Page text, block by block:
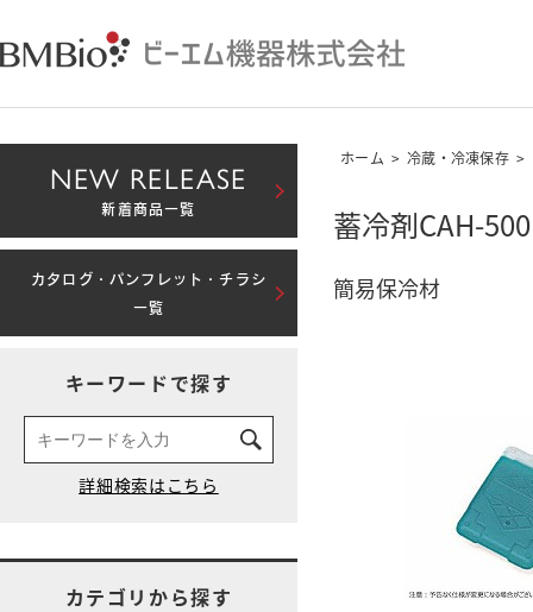
ホーム > 冷蔵・冷凍保存 >
蓄冷剤CAH-
簡易保冷材
NEW RELEASE
新着商品一覧
カタログ・パンフレット・チラシ
一覧
キーワードで探す
カテゴリから探す